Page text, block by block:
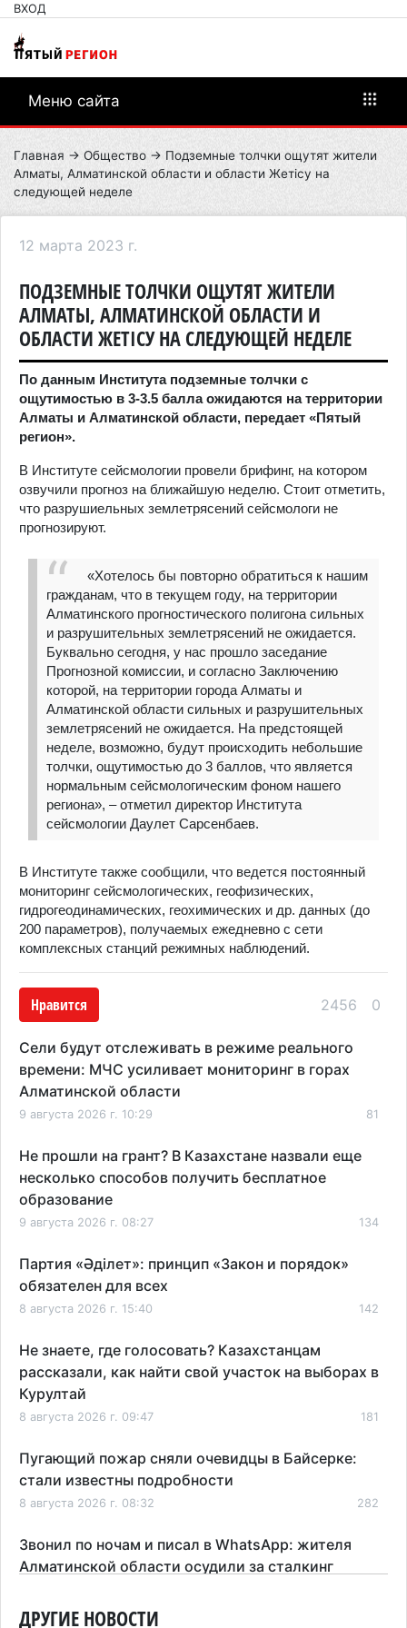
ВХОД
Меню сайта
Главная → Общество → Подземные толчки ощутят жители
Алматы, Алматинской области и области Жетісу на
следующей неделе
12 марта 2023 г.
ПОДЗЕМНЫЕ ТОЛЧКИ ОЩУТЯТ ЖИТЕЛИ
АЛМАТЫ, АЛМАТИНСКОЙ ОБЛАСТИ И
ОБЛАСТИ ЖЕТІСУ НА СЛЕДУЮЩЕЙ НЕДЕЛЕ
По данным Института подземные толчки с
ощутимостью в 3-3.5 балла ожидаются на территории
Алматы и Алматинской области, передает «Пятый
регион».
В Институте сейсмологии провели брифинг, на котором
озвучили прогноз на ближайшую неделю. Стоит отметить,
что разрушиельных землетрясений сейсмологи не
прогнозируют.
«Хотелось бы повторно обратиться к нашим
гражданам, что в текущем году, на территории
Алматинского прогностического полигона сильных
и разрушительных землетрясений не ожидается.
Буквально сегодня, у нас прошло заседание
Прогнозной комиссии, и согласно Заключению
которой, на территории города Алматы и
Алматинской области сильных и разрушительных
землетрясений не ожидается. На предстоящей
неделе, возможно, будут происходить небольшие
толчки, ощутимостью до 3 баллов, что является
нормальным сейсмологическим фоном нашего
региона», – отметил директор Института
сейсмологии Даулет Сарсенбаев.
В Институте также сообщили, что ведется постоянный
мониторинг сейсмологических, геофизических,
гидрогеодинамических, геохимических и др. данных (до
200 параметров), получаемых ежедневно с сети
комплексных станций режимных наблюдений.
Нравится 2456 0
Сели будут отслеживать в режиме реального
времени: МЧС усиливает мониторинг в горах
Алматинской области
9 августа 2026 г. 10:29 81
Не прошли на грант? В Казахстане назвали еще
несколько способов получить бесплатное
образование
9 августа 2026 г. 08:27 134
Партия «Әділет»: принцип «Закон и порядок»
обязателен для всех
8 августа 2026 г. 15:40 142
Не знаете, где голосовать? Казахстанцам
рассказали, как найти свой участок на выборах в
Курултай
8 августа 2026 г. 09:47 181
Пугающий пожар сняли очевидцы в Байсерке:
стали известны подробности
8 августа 2026 г. 08:32 282
Звонил по ночам и писал в WhatsApp: жителя
Алматинской области осудили за сталкинг
ДРУГИЕ НОВОСТИ